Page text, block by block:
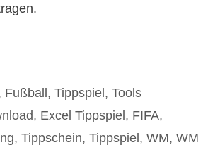
Fußball, Tippspiel, Tools
, Excel Tippspiel, FIFA,
, Tippschein, Tippspiel, WM, WM